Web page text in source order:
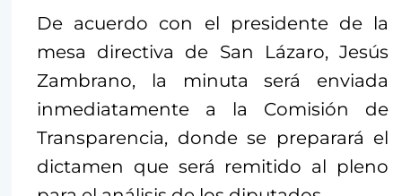
De acuerdo con el presidente de la
mesa directiva de San Lázaro, Jesús
Zambrano, la minuta será enviada
inmediatamente a la Comisión de
Transparencia, donde se preparará el
dictamen que será remitido al pleno